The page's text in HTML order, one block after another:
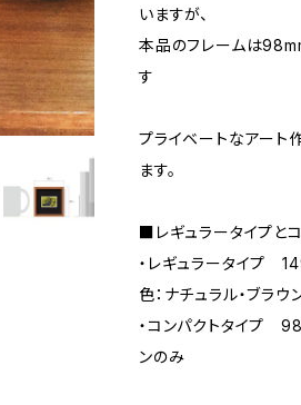
いますが、
本品のフレームは
す
プライベートなアート
ます。
■レギュラータイプと
・レギュラータイプ
色：ナチュラル・ブラウ
・コンパクトタイプ
ンのみ